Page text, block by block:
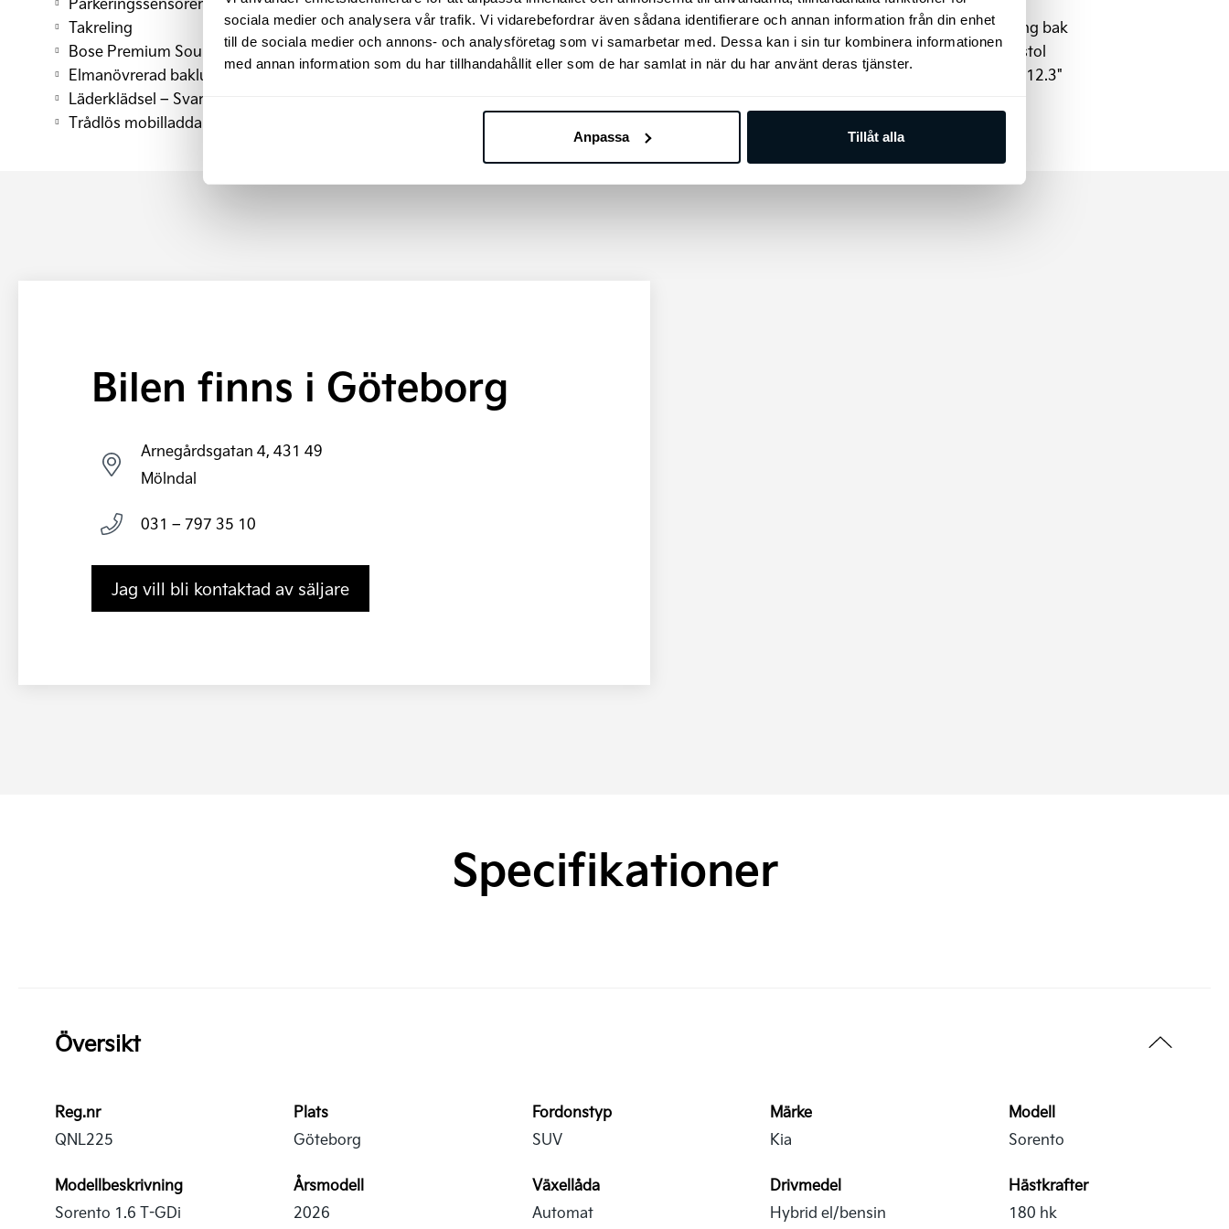
sociala medier och analysera vår trafik. Vi vidarebefordrar även sådana identifierare och annan information från din enhet
till de sociala medier och annons- och analysföretag som vi samarbetar med. Dessa kan i sin tur kombinera informationen
med annan information som du har tillhandahållit eller som de har samlat in när du har använt deras tjänster.
Anpassa Tillåt alla
Takreling
USB-laddare andra sätesraden
Automatisk nivåreglering bak
Bose Premium Sound System
Elinställbar förarstol
Elinställbar passagerarstol
Elmanövrerad baklucka
Interiör stämningsbelysning
Instrumentering digital 12.3"
Läderklädsel – Svart
Trådlös mobilladdare Qi-standard
Bilen finns i Göteborg
Arnegårdsgatan 4, 431 49
Mölndal
031 – 797 35 10
Jag vill bli kontaktad av säljare
Specifikationer
Översikt
Reg.nr
QNL225
Plats
Göteborg
Fordonstyp
SUV
Märke
Kia
Modell
Sorento
Modellbeskrivning
Sorento 1.6 T-GDi
Årsmodell
2026
Växellåda
Automat
Drivmedel
Hybrid el/bensin
Hästkrafter
180 hk